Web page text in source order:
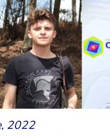
2022